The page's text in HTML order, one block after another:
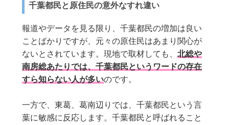
千葉都民と原住民の意外なすれ違い
報道やデータを見る限り、千葉都民の増加は良い
ことばかりですが、元々の原住民はあまり関心が
ないとされています。現地で取材しても、北総や
南房総あたりでは、千葉都民というワードの存在
すら知らない人が多いのです。
一方で、東葛、葛南辺りでは、千葉都民という言
葉に敏感に反応します。千葉都民と呼ばれること